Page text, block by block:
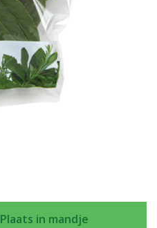
Plaats in mandje